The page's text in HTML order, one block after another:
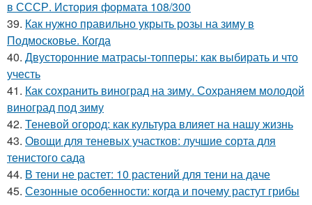
в СССР. История формата 108/300
39. Как нужно правильно укрыть розы на зиму в
Подмосковье. Когда
40. Двусторонние матрасы-топперы: как выбирать и что
учесть
41. Как сохранить виноград на зиму. Сохраняем молодой
виноград под зиму
42. Теневой огород: как культура влияет на нашу жизнь
43. Овощи для теневых участков: лучшие сорта для
тенистого сада
44. В тени не растет: 10 растений для тени на даче
45. Сезонные особенности: когда и почему растут грибы